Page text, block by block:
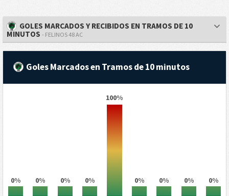
GOLES MARCADOS Y RECIBIDOS EN TRAMOS DE 10
MINUTOS - FELINOS 48 AC
Goles Marcados en Tramos de 10 minutos
0% 0% 0% 0%
100%
0% 0% 0% 0%